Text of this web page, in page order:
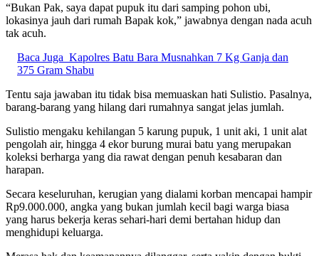
“Bukan Pak, saya dapat pupuk itu dari samping pohon ubi,
lokasinya jauh dari rumah Bapak kok,” jawabnya dengan nada acuh
tak acuh.
Baca Juga Kapolres Batu Bara Musnahkan 7 Kg Ganja dan
375 Gram Shabu
Tentu saja jawaban itu tidak bisa memuaskan hati Sulistio. Pasalnya,
barang-barang yang hilang dari rumahnya sangat jelas jumlah.
Sulistio mengaku kehilangan 5 karung pupuk, 1 unit aki, 1 unit alat
pengolah air, hingga 4 ekor burung murai batu yang merupakan
koleksi berharga yang dia rawat dengan penuh kesabaran dan
harapan.
Secara keseluruhan, kerugian yang dialami korban mencapai hampir
Rp9.000.000, angka yang bukan jumlah kecil bagi warga biasa
yang harus bekerja keras sehari-hari demi bertahan hidup dan
menghidupi keluarga.